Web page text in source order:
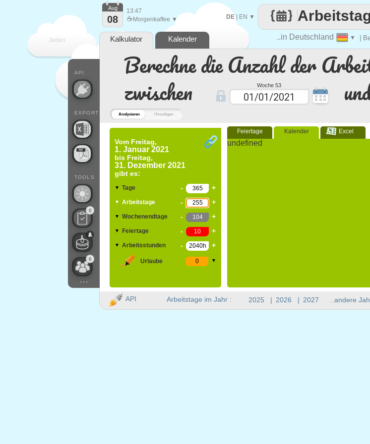
Analysieren Hinzufügen
Berechne die Anzahl der
zwischen
Woche 53
Vom Freitag,
1. Januar 2021
bis Freitag,
31. Dezember 2021
gibt es:
▼ Tage - +
▼ Arbeitstage - +
▼ Wochenendtage - +
▼ Feiertage - +
▼ Arbeitsstunden - +
Urlaube ▼
Feiertage Kalender Excel
undefined
Jeden ..in Deutschland ▼ |
DE| EN ▼
API
EXPORT
TOOLS
0
0
...
Aug
08
13:47
☕ Morgenkaffee ▼
Kalkulator Kalender
Arbeitstage im Jahr : 2025 | 2026 | 2027 ..andere
API